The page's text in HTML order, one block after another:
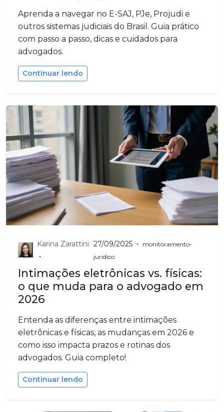
Aprenda a navegar no E-SAJ, PJe, Projudi e
outros sistemas judiciais do Brasil. Guia prático
com passo a passo, dicas e cuidados para
advogados.
Continuar lendo
Karina Zarattini
•
27/09/2025 •
monitoramento-
juridico
Intimações eletrônicas vs. físicas:
o que muda para o advogado em
2026
Entenda as diferenças entre intimações
eletrônicas e físicas, as mudanças em 2026 e
como isso impacta prazos e rotinas dos
advogados. Guia completo!
Continuar lendo